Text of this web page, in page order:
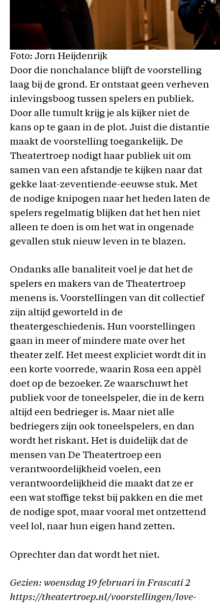
Foto: Jorn Heijdenrijk
Door die nonchalance blijft de voorstelling
laag bij de grond. Er ontstaat geen verheven
inlevingsboog tussen spelers en publiek.
Door alle tumult krijg je als kijker niet de
kans op te gaan in de plot. Juist die distantie
maakt de voorstelling toegankelijk. De
Theatertroep nodigt haar publiek uit om
samen van een afstandje te kijken naar dat
gekke laat-zeventiende-eeuwse stuk. Met
de nodige knipogen naar het heden laten de
spelers regelmatig blijken dat het hen niet
alleen te doen is om het wat in ongenade
gevallen stuk nieuw leven in te blazen.
Ondanks alle banaliteit voel je dat het de
spelers en makers van de Theatertroep
menens is. Voorstellingen van dit collectief
zijn altijd geworteld in de
theatergeschiedenis. Hun voorstellingen
gaan in meer of mindere mate over het
theater zelf. Het meest expliciet wordt dit in
een korte voorrede, waarin Rosa een appèl
doet op de bezoeker. Ze waarschuwt het
publiek voor de toneelspeler, die in de kern
altijd een bedrieger is. Maar niet alle
bedriegers zijn ook toneelspelers, en dan
wordt het riskant. Het is duidelijk dat de
mensen van De Theatertroep een
verantwoordelijkheid voelen, een
verantwoordelijkheid die maakt dat ze er
een wat stoffige tekst bij pakken en die met
de nodige spot, maar vooral met ontzettend
veel lol, naar hun eigen hand zetten.
Oprechter dan dat wordt het niet.
Gezien: woensdag 19 februari in Frascati 2
https://theatertroep.nl/voorstellingen/love-